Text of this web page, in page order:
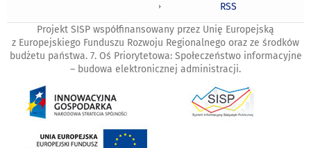
RSS
Projekt SISP współfinansowany przez Unię Europejską
z Europejskiego Funduszu Rozwoju Regionalnego oraz ze środków
budżetu państwa. 7. Oś Priorytetowa: Społeczeństwo informacyjne
– budowa elektronicznej administracji.